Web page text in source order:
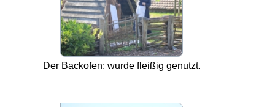
Der Backofen: wurde fleißig genutzt.